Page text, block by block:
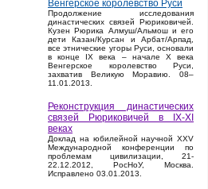
Венгерское королевство Руси
Продолжение исследования
династических связей Рюриковичей.
Кузен Рюрика Алмуш/Альмош и его
дети Казан/Курсан и Арбат/Арпад,
все этнические угоры Руси, основали
в конце IX века – начале X века
Венгерское королевство Руси,
захватив Великую Моравию. 08–
11.01.2013.
Реконструкция династических
связей Рюриковичей в IX-XI
веках
Доклад на юбилейной научной XXV
Международной конференции по
проблемам цивилизации, 21-
22.12.2012, РосНоУ, Москва.
Исправлено 03.01.2013.